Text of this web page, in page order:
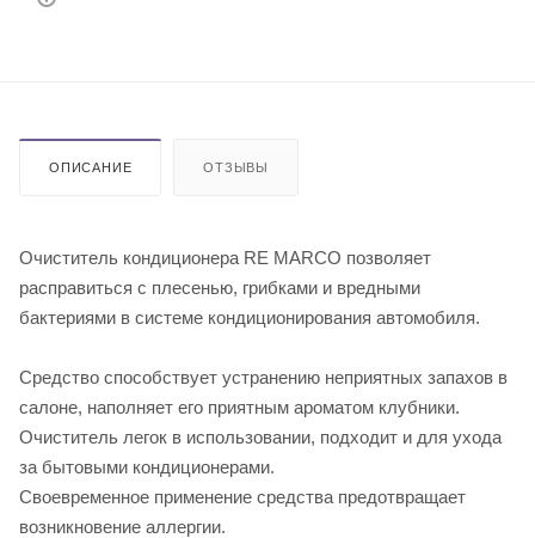
ОПИСАНИЕ ОТЗЫВЫ
Очиститель кондиционера RE MARCO позволяет
расправиться с плесенью, грибками и вредными
бактериями в системе кондиционирования автомобиля.
Средство способствует устранению неприятных запахов в
салоне, наполняет его приятным ароматом клубники.
Очиститель легок в использовании, подходит и для ухода
за бытовыми кондиционерами.
Своевременное применение средства предотвращает
возникновение аллергии.